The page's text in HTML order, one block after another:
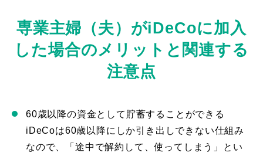
専業主婦（夫）がiDeCoに加入
した場合のメリットと関連する
注意点
60歳以降の資金として貯蓄することができる
iDeCoは60歳以降にしか引き出しできない仕組み
なので、「途中で解約して、使ってしまう」とい